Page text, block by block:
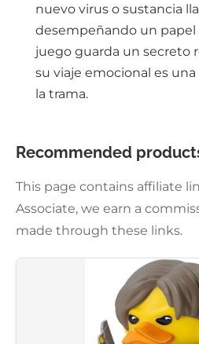
nuevo virus o sustancia
desempeñando un papel
juego guarda un secreto
su viaje emocional es
la trama.
Recommended
This page contains affiliate
Associate, we earn a
made through these links.